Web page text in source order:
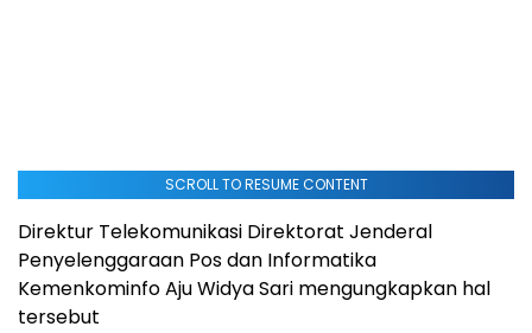
SCROLL TO RESUME CONTENT
Direktur Telekomunikasi Direktorat Jenderal
Penyelenggaraan Pos dan Informatika
Kemenkominfo Aju Widya Sari mengungkapkan hal
tersebut